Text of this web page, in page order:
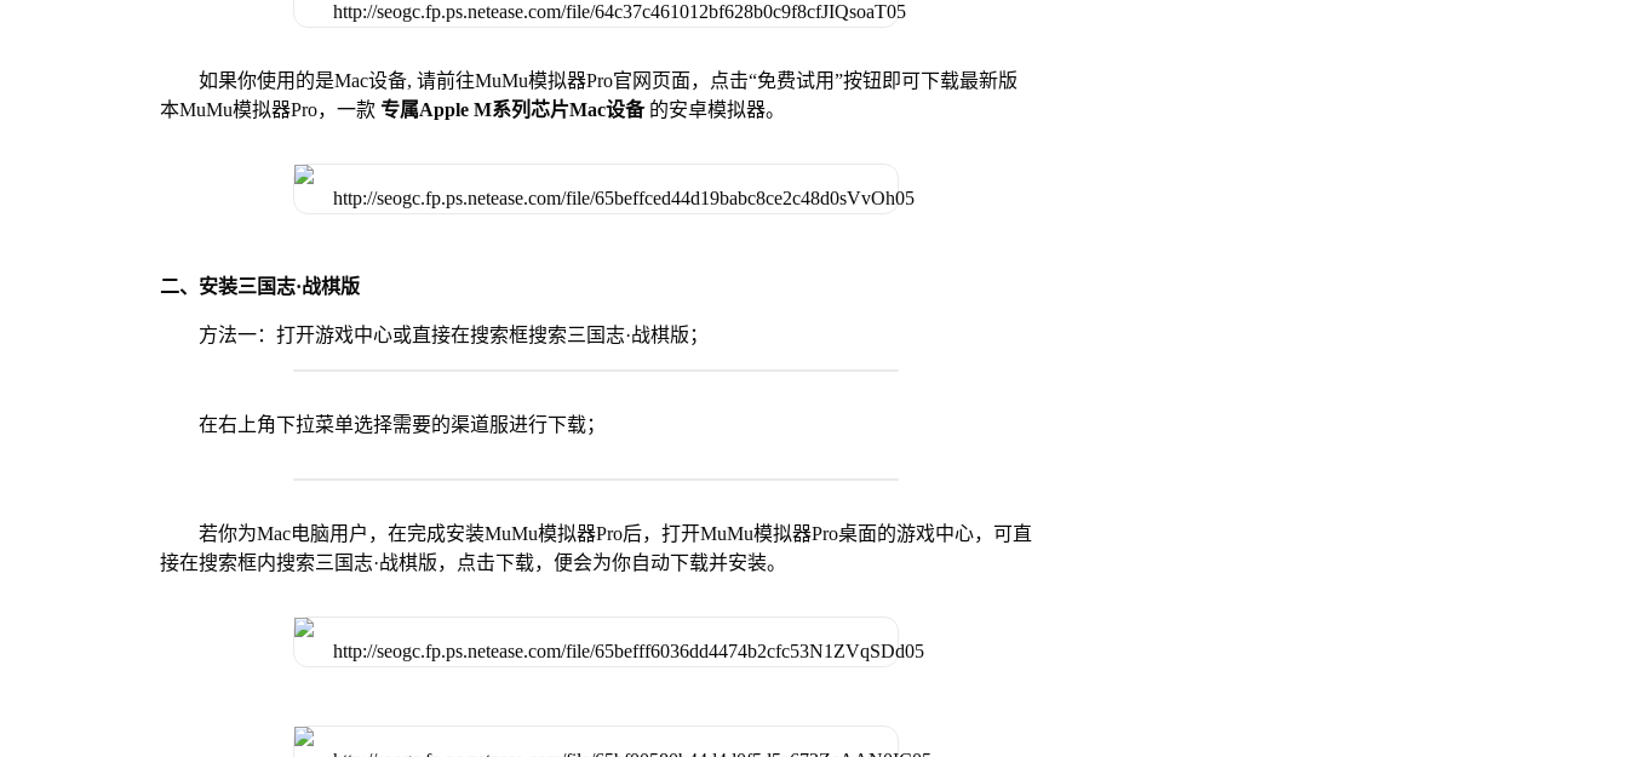
如果你使用的是Mac设备, 请前往MuMu模拟器Pro官网页面，点击“免费试用”按钮即可下载最新版
本MuMu模拟器Pro，一款 专属Apple M系列芯片Mac设备 的安卓模拟器。
二、安装三国志·战棋版
方法一：打开游戏中心或直接在搜索框搜索三国志·战棋版；
在右上角下拉菜单选择需要的渠道服进行下载；
若你为Mac电脑用户，在完成安装MuMu模拟器Pro后，打开MuMu模拟器Pro桌面的游戏中心，可直
接在搜索框内搜索三国志·战棋版，点击下载，便会为你自动下载并安装。